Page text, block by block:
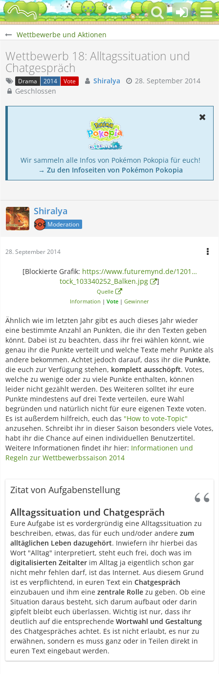
Wettbewerbe und Aktionen
Wettbewerb 18: Alltagssituation und
Chatgespräch
Drama 2014 Vote Shiralya
28. September 2014
Geschlossen
Wir sammeln alle Infos von Pokémon Pokopia für euch!
→ Zu den Infoseiten von Pokémon Pokopia
Shiralya
Moderation
28. September 2014
[Blockierte Grafik: https://www.futuremynd.de/1201…
tock_103340252_Balken.jpg
]
Quelle
Information | Vote | Gewinner
Ähnlich wie im letzten Jahr gibt es auch dieses Jahr wieder
eine bestimmte Anzahl an Punkten, die ihr den Texten geben
könnt. Dabei ist zu beachten, dass ihr frei wählen könnt, wie
genau ihr die Punkte verteilt und welche Texte mehr Punkte als
andere bekommen. Achtet jedoch darauf, dass ihr die Punkte,
die euch zur Verfügung stehen, komplett ausschöpft. Votes,
welche zu wenige oder zu viele Punkte enthalten, können
leider nicht gezählt werden. Des Weiteren solltet ihr eure
Punkte mindestens auf drei Texte verteilen, eure Wahl
begründen und natürlich nicht für eure eigenen Texte voten.
Es ist außerdem hilfreich, euch das "How to vote-Topic"
anzusehen. Schreibt ihr in dieser Saison besonders viele Votes,
habt ihr die Chance auf einen individuellen Benutzertitel.
Weitere Informationen findet ihr hier: Informationen und
Regeln zur Wettbewerbssaison 2014
Zitat von Aufgabenstellung
Alltagssituation und Chatgespräch
Eure Aufgabe ist es vordergründig eine Alltagssituation zu
beschreiben, etwas, das für euch und/oder andere zum
alltäglichen Leben dazugehört. Inwiefern ihr hierbei das
Wort "Alltag" interpretiert, steht euch frei, doch was im
digitalisierten Zeitalter im Alltag ja eigentlich schon gar
nicht mehr fehlen darf, ist das Internet. Aus diesem Grund
ist es verpflichtend, in euren Text ein Chatgespräch
einzubauen und ihm eine zentrale Rolle zu geben. Ob eine
Situation daraus besteht, sich darum aufbaut oder darin
gipfelt bleibt euch überlassen. Wichtig ist nur, dass ihr
deutlich auf die entsprechende Wortwahl und Gestaltung
des Chatgespräches achtet. Es ist nicht erlaubt, es nur zu
erwähnen, sondern es muss ganz oder in Teilen direkt in
euren Text eingebaut werden.